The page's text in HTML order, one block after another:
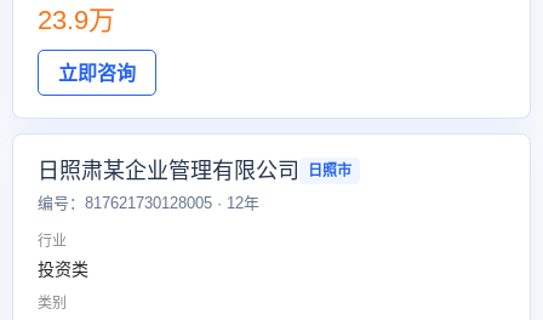
23.9万
立即咨询
日照肃某企业管理有限公司 日照市
编号：817621730128005 · 12年
行业
投资类
类别